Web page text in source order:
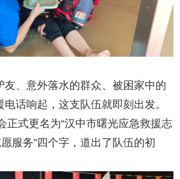
、意外落水的群众、被困家中的
话响起，这支队伍就即刻出发。
式更名为“汉中市曙光应急救援志
服务”四个字，道出了队伍的初